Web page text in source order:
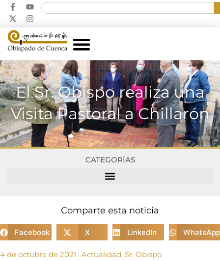
El Sr. Obispo realiza una
Visita Pastoral a Chillarón
CATEGORÍAS
Comparte esta noticia
Facebook X LinkedIn WhatsApp
4 de octubre de 2021 Actualidad, Sr. Obispo